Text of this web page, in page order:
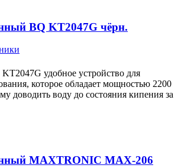
BQ KT2047G чёрн.
удобное устройство для
которое обладает мощностью 2200
доводить воду до состояния кипения за
MAXTRONIC MAX-206